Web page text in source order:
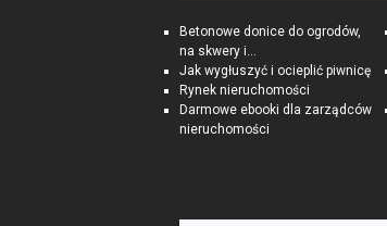
Betonowe donice do ogrodów,
na skwery i...
Jak wygłuszyć i ocieplić piwnicę
Rynek nieruchomości
Darmowe ebooki dla zarządców
nieruchomości